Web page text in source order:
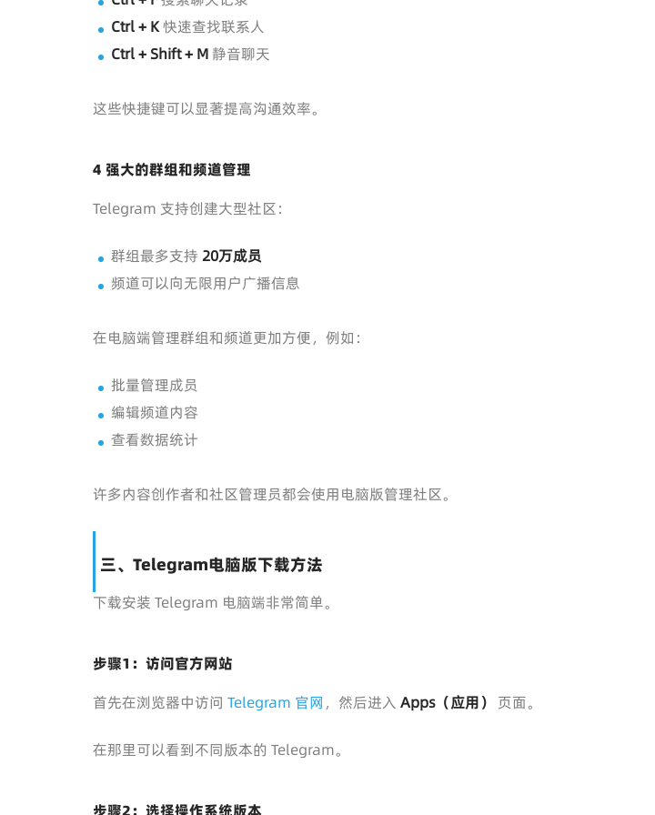
Ctrl + K快速查找联系人
Ctrl + Shift + M静音聊天
这些快捷键可以显著提高沟通效率。
4 强大的群组和频道管理
Telegram 支持创建大型社区：
群组最多支持 20万成员
频道可以向无限用户广播信息
在电脑端管理群组和频道更加方便，例如：
批量管理成员
编辑频道内容
查看数据统计
许多内容创作者和社区管理员都会使用电脑版管理社区。
三、Telegram电脑版下载方法
下载安装 Telegram 电脑端非常简单。
步骤1：访问官方网站
首先在浏览器中访问 Telegram 官网 ，然后进入 Apps（应用） 页面。
在那里可以看到不同版本的 Telegram。
步骤2：选择操作系统版本